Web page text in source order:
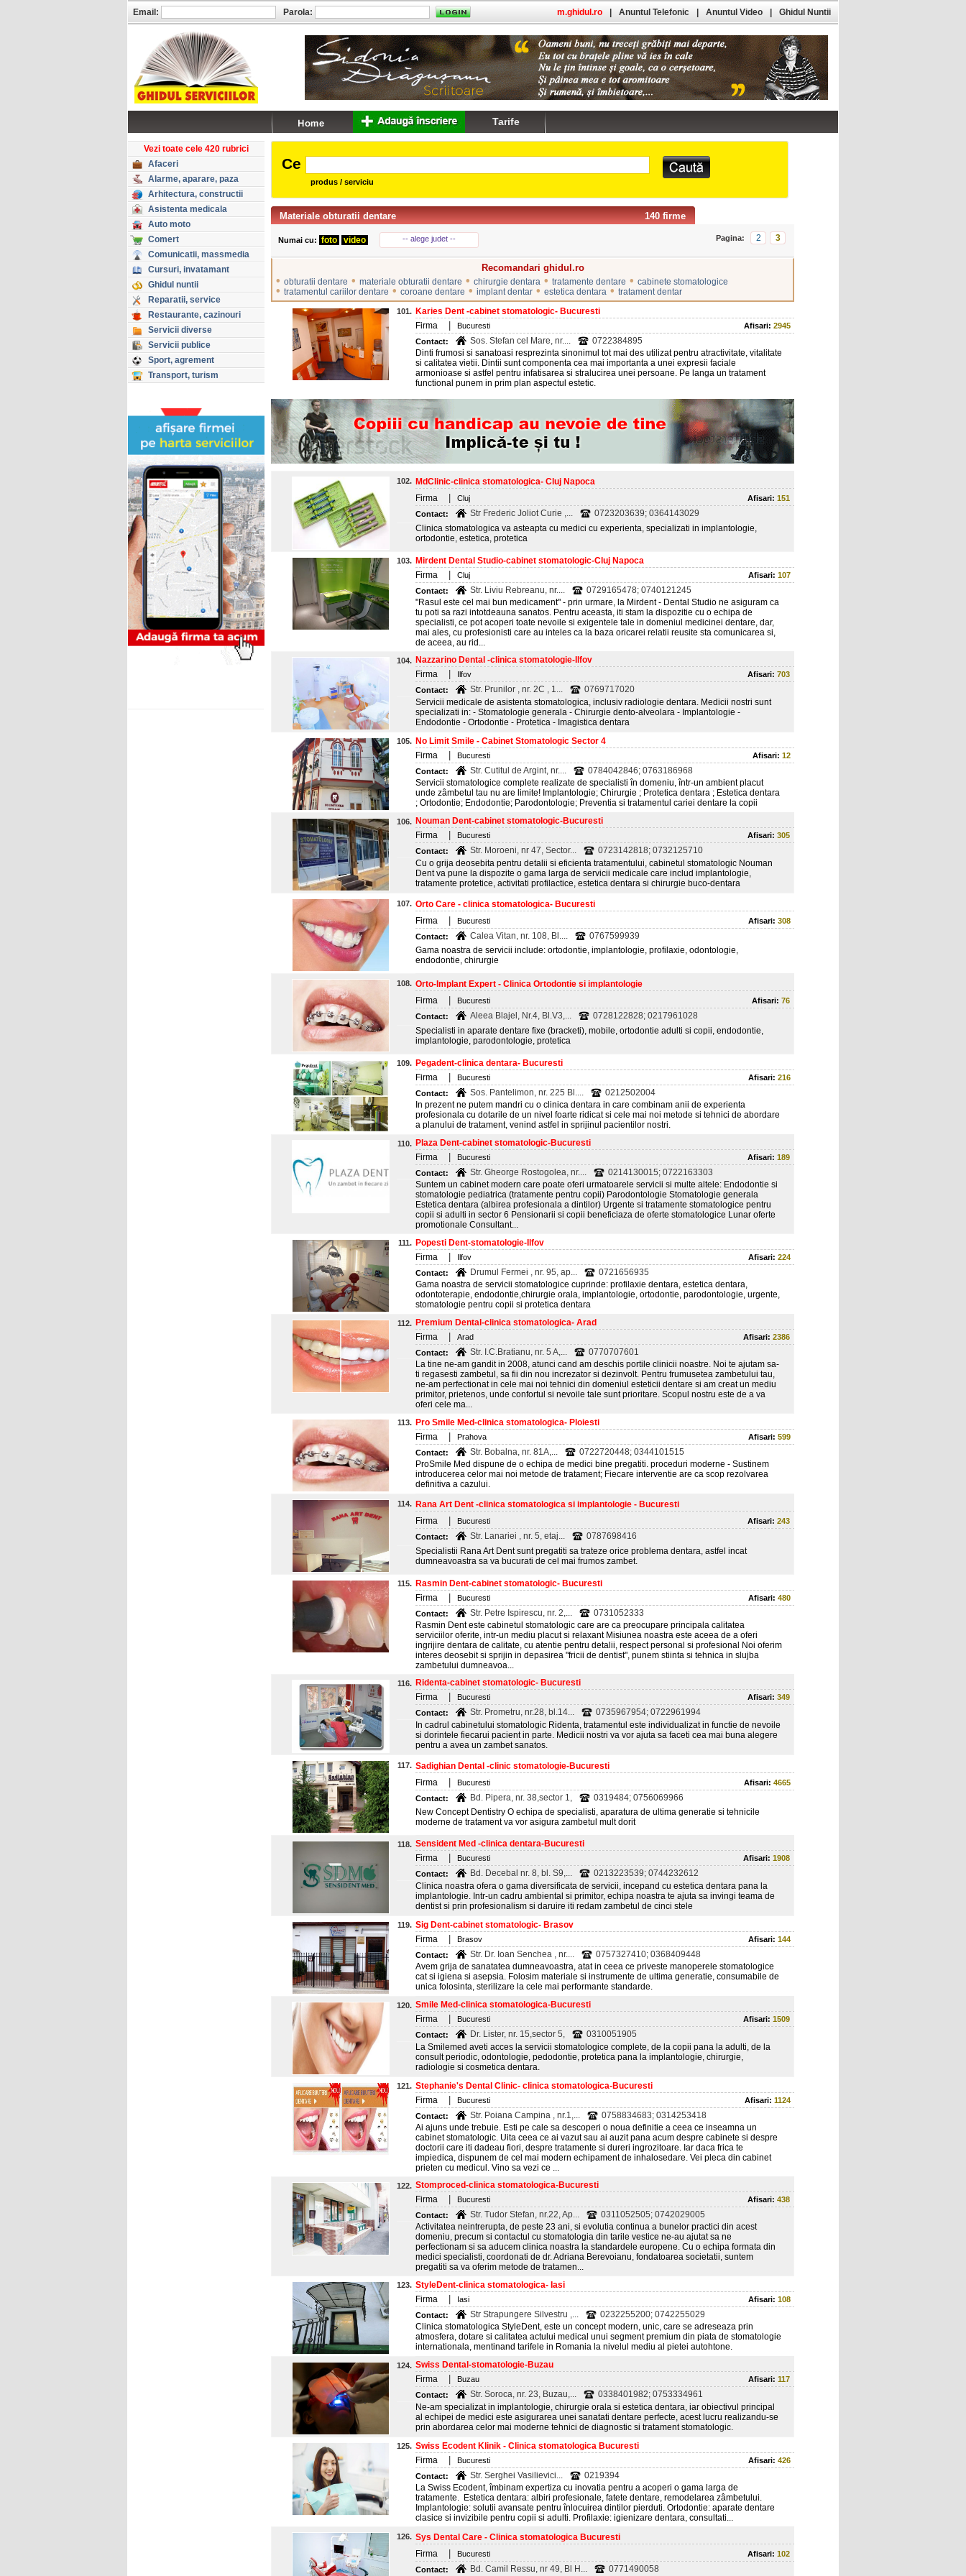
Vezi toate cele 420 rubrici
Afaceri
Alarme, aparare, paza
Arhitectura, constructii
Asistenta medicala
Auto moto
Comert
Comunicatii, massmedia
Cursuri, invatamant
Ghidul nuntii
Reparatii, service
Restaurante, cazinouri
Servicii diverse
Servicii publice
Sport, agrement
Transport, turism
Ce
produs / serviciu
140 firme
Materiale obturatii dentare
Numai cu: foto video -- alege judet -- Pagina: 2 3
Recomandari ghidul.ro
• obturatii dentare • materiale obturatii dentare • chirurgie dentara • tratamente dentare • cabinete stomatologice
• tratamentul cariilor dentare • coroane dentare • implant dentar • estetica dentara • tratament dentar
101. Karies Dent -cabinet stomatologic- Bucuresti
Firma
Bucuresti Afisari: 2945
Contact:
Sos. Stefan cel Mare, nr....
0722384895
Dinti frumosi si sanatoasi resprezinta sinonimul tot mai des utilizat pentru atractivitate, vitalitate
si calitatea vietii. Dintii sunt componenta cea mai importanta a unei expresii faciale
armonioase si astfel pentru infatisarea si stralucirea unei persoane. Pe langa un tratament
functional punem in prim plan aspectul estetic.
102. MdClinic-clinica stomatologica- Cluj Napoca
Firma
Cluj Afisari: 151
Contact:
Str Frederic Joliot Curie ,...
0723203639; 0364143029
Clinica stomatologica va asteapta cu medici cu experienta, specializati in implantologie,
ortodontie, estetica, protetica
103. Mirdent Dental Studio-cabinet stomatologic-Cluj Napoca
Firma
Cluj Afisari: 107
Contact:
Str. Liviu Rebreanu, nr....
0729165478; 0740121245
"Rasul este cel mai bun medicament" - prin urmare, la Mirdent - Dental Studio ne asiguram ca
tu poti sa razi intotdeauna sanatos. Pentru aceasta, iti stam la dispozitie cu o echipa de
specialisti, ce pot acoperi toate nevoile si exigentele tale in domeniul medicinei dentare, dar,
mai ales, cu profesionisti care au inteles ca la baza oricarei relatii reusite sta comunicarea si,
de aceea, au rid...
104. Nazzarino Dental -clinica stomatologie-Ilfov
Firma
Ilfov Afisari: 703
Contact:
Str. Prunilor , nr. 2C , 1...
0769717020
Servicii medicale de asistenta stomatologica, inclusiv radiologie dentara. Medicii nostri sunt
specializati in: - Stomatologie generala - Chirurgie dento-alveolara - Implantologie -
Endodontie - Ortodontie - Protetica - Imagistica dentara
105. No Limit Smile - Cabinet Stomatologic Sector 4
Firma
Bucuresti Afisari: 12
Contact:
Str. Cutitul de Argint, nr....
0784042846; 0763186968
Servicii stomatologice complete realizate de specialisti în domeniu, într-un ambient placut
unde zâmbetul tau nu are limite! Implantologie; Chirurgie ; Protetica dentara ; Estetica dentara
; Ortodontie; Endodontie; Parodontologie; Preventia si tratamentul cariei dentare la copii
106. Nouman Dent-cabinet stomatologic-Bucuresti
Firma
Bucuresti Afisari: 305
Contact:
Str. Moroeni, nr 47, Sector...
0723142818; 0732125710
Cu o grija deosebita pentru detalii si eficienta tratamentului, cabinetul stomatologic Nouman
Dent va pune la dispozite o gama larga de servicii medicale care includ implantologie,
tratamente protetice, activitati profilactice, estetica dentara si chirurgie buco-dentara
107. Orto Care - clinica stomatologica- Bucuresti
Firma
Bucuresti Afisari: 308
Contact:
Calea Vitan, nr. 108, Bl....
0767599939
Gama noastra de servicii include: ortodontie, implantologie, profilaxie, odontologie,
endodontie, chirurgie
108. Orto-Implant Expert - Clinica Ortodontie si implantologie
Firma
Bucuresti Afisari: 76
Contact:
Aleea Blajel, Nr.4, Bl.V3,...
0728122828; 0217961028
Specialisti in aparate dentare fixe (bracketi), mobile, ortodontie adulti si copii, endodontie,
implantologie, parodontologie, protetica
109. Pegadent-clinica dentara- Bucuresti
Firma
Bucuresti Afisari: 216
Contact:
Sos. Pantelimon, nr. 225 Bl....
0212502004
In prezent ne putem mandri cu o clinica dentara in care combinam anii de experienta
profesionala cu dotarile de un nivel foarte ridicat si cele mai noi metode si tehnici de abordare
a planului de tratament, venind astfel in sprijinul pacientilor nostri.
110. Plaza Dent-cabinet stomatologic-Bucuresti
Firma
Bucuresti Afisari: 189
Contact:
Str. Gheorge Rostogolea, nr....
0214130015; 0722163303
Suntem un cabinet modern care poate oferi urmatoarele servicii si multe altele: Endodontie si
stomatologie pediatrica (tratamente pentru copii) Parodontologie Stomatologie generala
Estetica dentara (albirea profesionala a dintilor) Urgente si tratamente stomatologice pentru
copii si adulti in sector 6 Pensionarii si copii beneficiaza de oferte stomatologice Lunar oferte
promotionale Consultant...
111. Popesti Dent-stomatologie-Ilfov
Firma
Ilfov Afisari: 224
Contact:
Drumul Fermei , nr. 95, ap...
0721656935
Gama noastra de servicii stomatologice cuprinde: profilaxie dentara, estetica dentara,
odontoterapie, endodontie,chirurgie orala, implantologie, ortodontie, parodontologie, urgente,
stomatologie pentru copii si protetica dentara
112. Premium Dental-clinica stomatologica- Arad
Firma
Arad Afisari: 2386
Contact:
Str. I.C.Bratianu, nr. 5 A,...
0770707601
La tine ne-am gandit in 2008, atunci cand am deschis portile clinicii noastre. Noi te ajutam sa-
ti regasesti zambetul, sa fii din nou increzator si dezinvolt. Pentru frumusetea zambetului tau,
ne-am perfectionat in cele mai noi tehnici din domeniul esteticii dentare si am creat un mediu
primitor, prietenos, unde confortul si nevoile tale sunt prioritare. Scopul nostru este de a va
oferi cele ma...
113. Pro Smile Med-clinica stomatologica- Ploiesti
Firma
Prahova Afisari: 599
Contact:
Str. Bobalna, nr. 81A,...
0722720448; 0344101515
ProSmile Med dispune de o echipa de medici bine pregatiti. proceduri moderne - Sustinem
introducerea celor mai noi metode de tratament; Fiecare interventie are ca scop rezolvarea
definitiva a cazului.
114. Rana Art Dent -clinica stomatologica si implantologie - Bucuresti
Firma
Bucuresti Afisari: 243
Contact:
Str. Lanariei , nr. 5, etaj...
0787698416
Specialistii Rana Art Dent sunt pregatiti sa trateze orice problema dentara, astfel incat
dumneavoastra sa va bucurati de cel mai frumos zambet.
115. Rasmin Dent-cabinet stomatologic- Bucuresti
Firma
Bucuresti Afisari: 480
Contact:
Str. Petre Ispirescu, nr. 2,...
0731052333
Rasmin Dent este cabinetul stomatologic care are ca preocupare principala calitatea
serviciilor oferite, intr-un mediu placut si relaxant Misiunea noastra este aceea de a oferi
ingrijire dentara de calitate, cu atentie pentru detalii, respect personal si profesional Noi oferim
interes deosebit si sprijin in depasirea "fricii de dentist", punem stiinta si tehnica in slujba
zambetului dumneavoa...
116. Ridenta-cabinet stomatologic- Bucuresti
Firma
Bucuresti Afisari: 349
Contact:
Str. Prometru, nr.28, bl.14...
0735967954; 0722961994
In cadrul cabinetului stomatologic Ridenta, tratamentul este individualizat in functie de nevoile
si dorintele fiecarui pacient in parte. Medicii nostri va vor ajuta sa faceti cea mai buna alegere
pentru a avea un zambet sanatos.
117. Sadighian Dental -clinic stomatologie-Bucuresti
Firma
Bucuresti Afisari: 4665
Contact:
Bd. Pipera, nr. 38,sector 1,
0319484; 0756069966
New Concept Dentistry O echipa de specialisti, aparatura de ultima generatie si tehnicile
moderne de tratament va vor asigura zambetul mult dorit
118. Sensident Med -clinica dentara-Bucuresti
Firma
Bucuresti Afisari: 1908
Contact:
Bd. Decebal nr. 8, bl. S9,...
0213223539; 0744232612
Clinica noastra ofera o gama diversificata de servicii, incepand cu estetica dentara pana la
implantologie. Intr-un cadru ambiental si primitor, echipa noastra te ajuta sa invingi teama de
dentist si prin profesionalism si daruire iti redam zambetul de cinci stele
119. Sig Dent-cabinet stomatologic- Brasov
Firma
Brasov Afisari: 144
Contact:
Str. Dr. Ioan Senchea , nr....
0757327410; 0368409448
Avem grija de sanatatea dumneavoastra, atat in ceea ce priveste manoperele stomatologice
cat si igiena si asepsia. Folosim materiale si instrumente de ultima generatie, consumabile de
unica folosinta, sterilizare la cele mai performante standarde.
120. Smile Med-clinica stomatologica-Bucuresti
Firma
Bucuresti Afisari: 1509
Contact:
Dr. Lister, nr. 15,sector 5,
0310051905
La Smilemed aveti acces la servicii stomatologice complete, de la copii pana la adulti, de la
consult periodic, odontologie, pedodontie, protetica pana la implantologie, chirurgie,
radiologie si cosmetica dentara.
121. Stephanie's Dental Clinic- clinica stomatologica-Bucuresti
Firma
Bucuresti Afisari: 1124
Contact:
Str. Poiana Campina , nr.1,...
0758834683; 0314253418
Ai ajuns unde trebuie. Esti pe cale sa descoperi o noua definitie a ceea ce inseamna un
cabinet stomatologic. Uita ceea ce ai vazut sau ai auzit pana acum despre cabinete si despre
doctorii care iti dadeau fiori, despre tratamente si dureri ingrozitoare. Iar daca frica te
impiedica, dispunem de cel mai modern echipament de inhalosedare. Vei pleca din cabinet
prieten cu medicul. Vino sa vezi ce ...
122. Stomproced-clinica stomatologica-Bucuresti
Firma
Bucuresti Afisari: 438
Contact:
Str. Tudor Stefan, nr.22, Ap...
0311052505; 0742029005
Activitatea neintrerupta, de peste 23 ani, si evolutia continua a bunelor practici din acest
domeniu, precum si contactul cu stomatologia din tarile vestice ne-au ajutat sa ne
perfectionam si sa aducem clinica noastra la standardele europene. Cu o echipa formata din
medici specialisti, coordonati de dr. Adriana Berevoianu, fondatoarea societatii, suntem
pregatiti sa va oferim metode de tratamen...
123. StyleDent-clinica stomatologica- Iasi
Firma
Iasi Afisari: 108
Contact:
Str Strapungere Silvestru ,...
0232255200; 0742255029
Clinica stomatologica StyleDent, este un concept modern, unic, care se adreseaza prin
atmosfera, dotare si calitatea actului medical unui segment premium din piata de stomatologie
internationala, mentinand tarifele in Romania la nivelul mediu al pietei autohtone.
124. Swiss Dental-stomatologie-Buzau
Firma
Buzau Afisari: 117
Contact:
Str. Soroca, nr. 23, Buzau,...
0338401982; 0753334961
Ne-am specializat in implantologie, chirurgie orala si estetica dentara, iar obiectivul principal
al echipei de medici este asigurarea unei sanatati dentare perfecte, acest lucru realizandu-se
prin abordarea celor mai moderne tehnici de diagnostic si tratament stomatologic.
125. Swiss Ecodent Klinik - Clinica stomatologica Bucuresti
Firma
Bucuresti Afisari: 426
Contact:
Str. Serghei Vasilievici...
0219394
La Swiss Ecodent, îmbinam expertiza cu inovatia pentru a acoperi o gama larga de
tratamente. Estetica dentara: albiri profesionale, fatete dentare, remodelarea zâmbetului.
Implantologie: solutii avansate pentru înlocuirea dintilor pierduti. Ortodontie: aparate dentare
clasice si invizibile pentru copii si adulti. Profilaxie: igienizare dentara, consultati...
126. Sys Dental Care - Clinica stomatologica Bucuresti
Firma
Bucuresti Afisari: 102
Contact:
Bd. Camil Ressu, nr 49, Bl H... 0771490058
Email: Parola: m.ghidul.ro Anuntul Telefonic Anuntul Video Ghidul Nuntii
Tarife